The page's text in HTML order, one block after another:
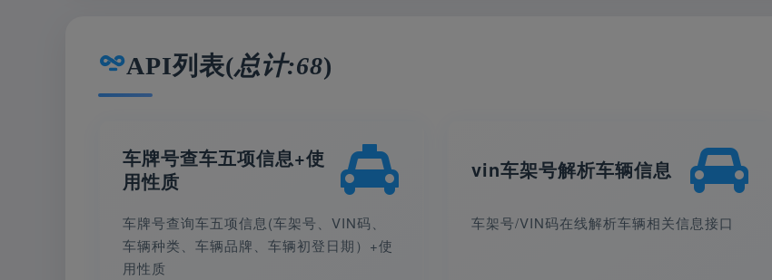
API列表(总计:68)
车牌号查车五项信息+使
用性质
车牌号查询车五项信息(车架号、VIN码、
车辆种类、车辆品牌、车辆初登日期）+使
用性质
vin车架号解析车辆信息
车架号/VIN码在线解析车辆相关信息接口